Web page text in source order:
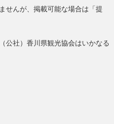
せんが、掲載可能な場合は「提
公社）香川県観光協会はいかなる